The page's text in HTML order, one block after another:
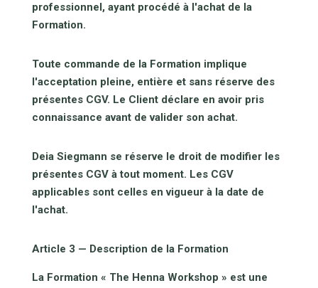
professionnel, ayant procédé à l'achat de la
Formation.
Toute commande de la Formation implique
l'acceptation pleine, entière et sans réserve des
présentes CGV. Le Client déclare en avoir pris
connaissance avant de valider son achat.
Deia Siegmann se réserve le droit de modifier les
présentes CGV à tout moment. Les CGV
applicables sont celles en vigueur à la date de
l'achat.
Article 3 — Description de la Formation
La Formation « The Henna Workshop » est une